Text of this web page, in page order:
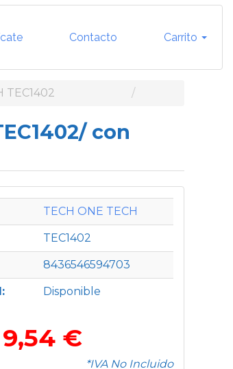
Contacto Carrito
TEC1402
con
TECH ONE TECH
TEC1402
8436546594703
Disponible
9,54 €
*IVA No Incluido